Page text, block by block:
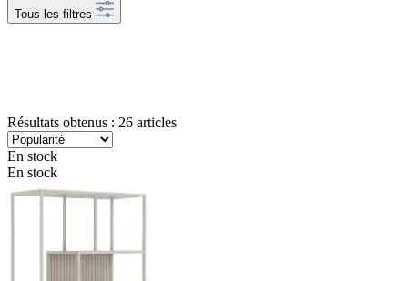
Tous les filtres
Résultats obtenus : 26 articles
En stock
En stock